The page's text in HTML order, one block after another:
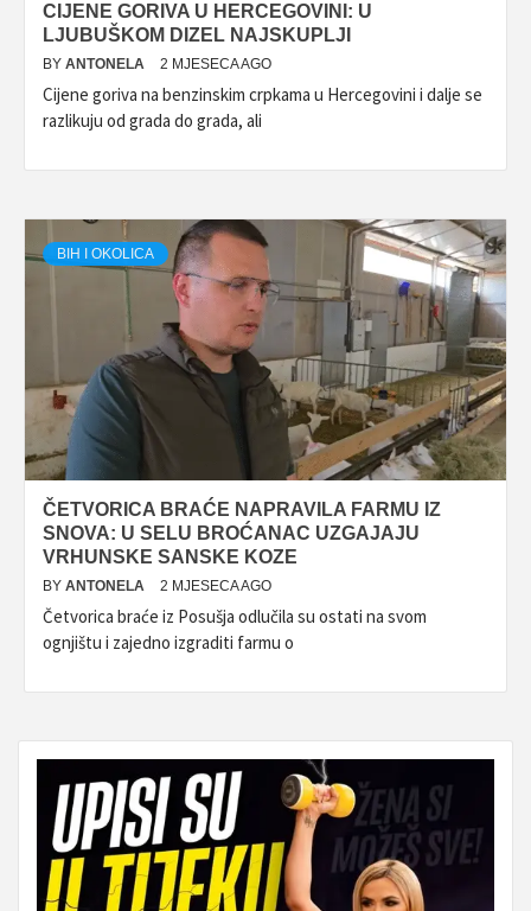
CIJENE GORIVA U HERCEGOVINI: U
LJUBUŠKOM DIZEL NAJSKUPLJI
BY ANTONELA 2 MJESECA AGO
Cijene goriva na benzinskim crpkama u Hercegovini i dalje se
razlikuju od grada do grada, ali
BIH I OKOLICA
ČETVORICA BRAĆE NAPRAVILA FARMU IZ
SNOVA: U SELU BROĆANAC UZGAJAJU
VRHUNSKE SANSKE KOZE
BY ANTONELA 2 MJESECA AGO
Četvorica braće iz Posušja odlučila su ostati na svom
ognjištu i zajedno izgraditi farmu o